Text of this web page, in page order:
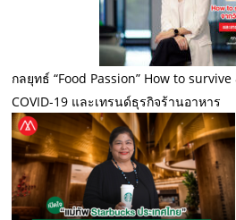
กลยุทธ์ “Food Passion” How to
COVID-19 และเทรนด์ธุรกิจร้านอาหาร